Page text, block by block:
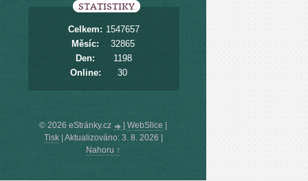
STATISTIKY
Online: 30
Celkem: 1547657
Měsíc:
32865
Den:
1198
© 2026 eStránky.cz WebSlice
Tisk| Aktualizováno: 3. 8. 2026
Nahoru ↑